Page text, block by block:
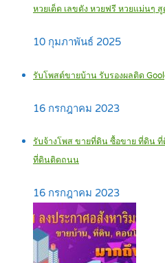
หวยเด็ด เลขดัง หวยฟรี หวยแม่นๆ
10 กุมภาพันธ์ 2025
รับโพสต์ขายบ้าน รับรองผลติด
16 กรกฎาคม 2023
รับจ้างโพส ขายที่ดิน ซื้อขาย ที่ดิน
ที่ดินติดถนน
16 กรกฎาคม 2023